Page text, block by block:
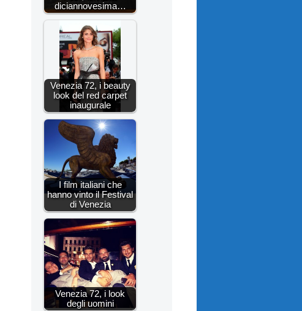
diciannovesima…
Venezia 72, i beauty
look del red carpet
inaugurale
I film italiani che
hanno vinto il Festival
di Venezia
Venezia 72, i look
degli uomini